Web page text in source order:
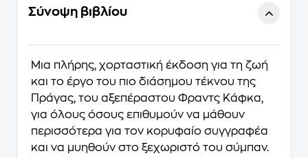
Σύνοψη βιβλίου
Μια πλήρης, χορταστική έκδοση για τη ζωή
και το έργο του πιο διάσημου τέκνου της
Πράγας, του αξεπέραστου Φραντς Κάφκα,
για όλους όσους επιθυμούν να μάθουν
περισσότερα για τον κορυφαίο συγγραφέα
και να μυηθούν στο ξεχωριστό του σύμπαν.